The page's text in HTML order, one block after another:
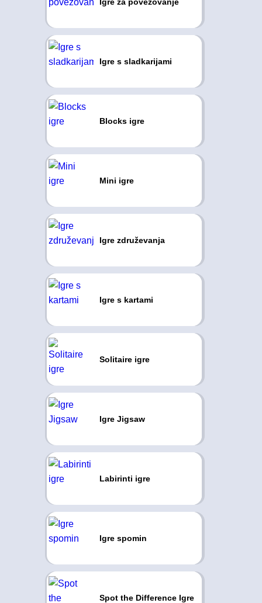
Igre s sladkarijami
Blocks igre
Mini igre
Igre združevanja
Igre s kartami
Solitaire igre
Igre Jigsaw
Labirinti igre
Igre spomin
Spot the Difference Igre